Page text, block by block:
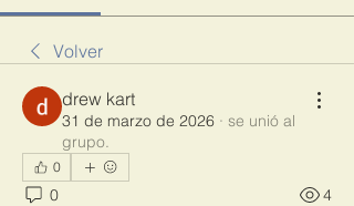
Volver
drew kart
31 de marzo de 2026 · se unió al
grupo.
0
0 4